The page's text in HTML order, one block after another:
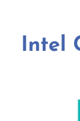
Intel
Bildergalerie